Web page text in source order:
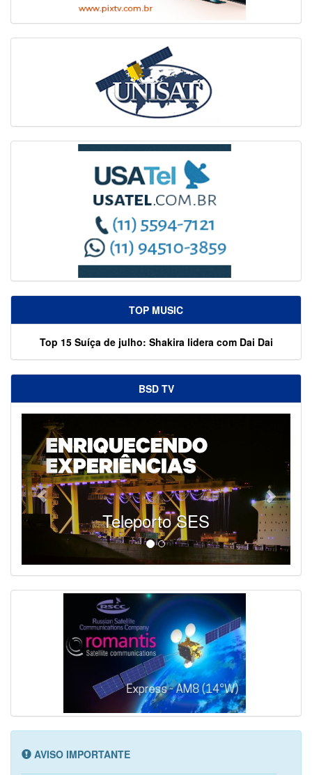
TOP MUSIC
Top 15 Suíça de julho: Shakira lidera com Dai Dai
BSD TV
Teleporto SES
AVISO IMPORTANTE